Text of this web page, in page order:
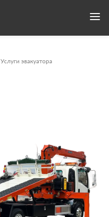
Услуги эвакуатора